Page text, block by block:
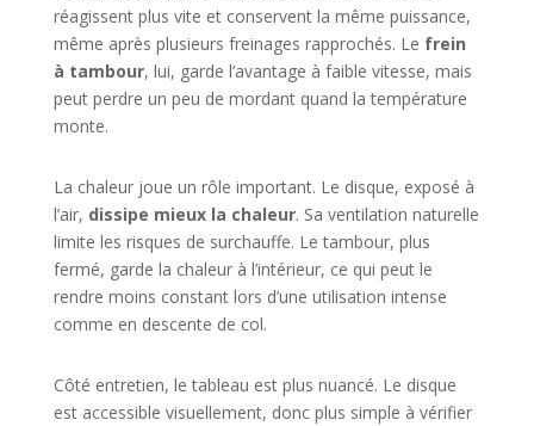
réagissent plus vite et conservent la même puissance,
même après plusieurs freinages rapprochés. Le frein
à tambour, lui, garde l’avantage à faible vitesse, mais
peut perdre un peu de mordant quand la température
monte.
La chaleur joue un rôle important. Le disque, exposé à
l’air, dissipe mieux la chaleur. Sa ventilation naturelle
limite les risques de surchauffe. Le tambour, plus
fermé, garde la chaleur à l’intérieur, ce qui peut le
rendre moins constant lors d’une utilisation intense
comme en descente de col.
Côté entretien, le tableau est plus nuancé. Le disque
est accessible visuellement, donc plus simple à vérifier